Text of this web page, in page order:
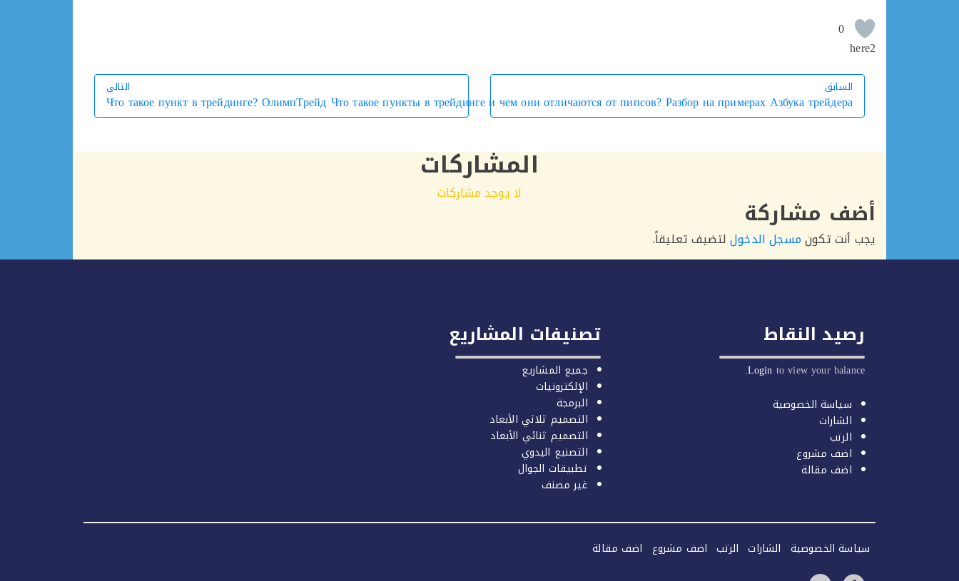
0
here2
السابق
السابق
Что такое пункты в трейдинге и чем они отличаются от пипсов? Разбор на примерах Азбука трейдера
التالي
التالي
Что такое пункт в трейдинге? ОлимпТрейд
المشاركات
لا يوجد مشاركات
أضف مشاركة
يجب أنت تكونمسجل الدخوللتضيف تعليقاً.
رصيد النقاط
Login to view your balance.
سياسة الخصوصية
الشارات
الرتب
اضف مشروع
اضف مقالة
تصنيفات المشاريع
جميع المشاريع
الإلكترونيات
البرمجة
التصميم ثلاثي الأبعاد
التصميم ثنائي الأبعاد
التصنيع اليدوي
تطبيقات الجوال
غير مصنف
سياسة الخصوصية الشارات الرتب اضف مشروع اضف مقالة